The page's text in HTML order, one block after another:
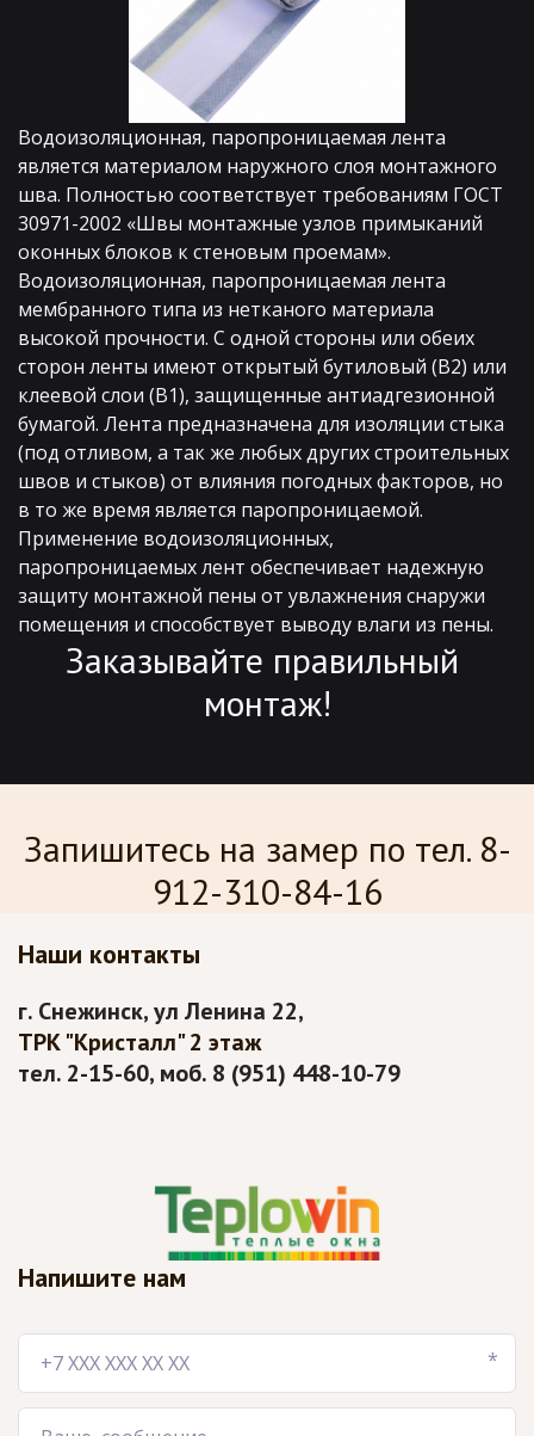
Водоизоляционная, паропроницаемая лента
является материалом наружного слоя монтажного
шва. Полностью соответствует требованиям ГОСТ
30971-2002 «Швы монтажные узлов примыканий
оконных блоков к стеновым проемам».
Водоизоляционная, паропроницаемая лента
мембранного типа из нетканого материала
высокой прочности. С одной стороны или обеих
сторон ленты имеют открытый бутиловый (В2) или
клеевой слои (В1), защищенные антиадгезионной
бумагой. Лента предназначена для изоляции стыка
(под отливом, а так же любых других строительных
швов и стыков) от влияния погодных факторов, но
в то же время является паропроницаемой.
Применение водоизоляционных,
паропроницаемых лент обеспечивает надежную
защиту монтажной пены от увлажнения снаружи
помещения и способствует выводу влаги из пены.
Заказывайте правильный
монтаж!
Запишитесь на замер по тел. 8-
912-310-84-16
Наши контакты
г. Снежинск, ул Ленина 22,
ТРК "Кристалл" 2 этаж
тел. 2-15-60, моб. 8 (951) 448-10-79
Напишите нам
*